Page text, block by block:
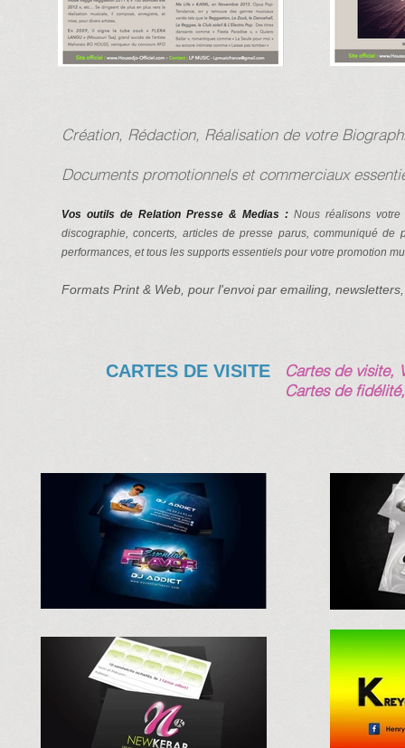
Création, Rédaction, Réalisation de votre
Documents promotionnels et commerciaux
Vos outils de Relation Presse & Medias : Nous réalisons
discographie, concerts, articles de presse parus, communiqué
performances, et tous les supports essentiels pour votre promotion
Formats Print & Web, pour l'envoi par emailing,
Cartes de visite,
Cartes de
CARTES DE VISITE